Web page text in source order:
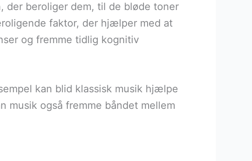
der beroliger dem, til de bløde toner
faktor, der hjælper med at
og fremme tidlig kognitiv
kan blid klassisk musik hjælpe
musik også fremme båndet mellem